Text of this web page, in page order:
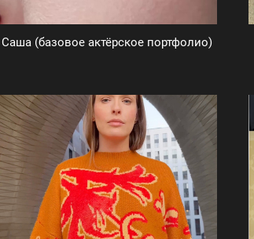
Саша (базовое актёрское портфолио)